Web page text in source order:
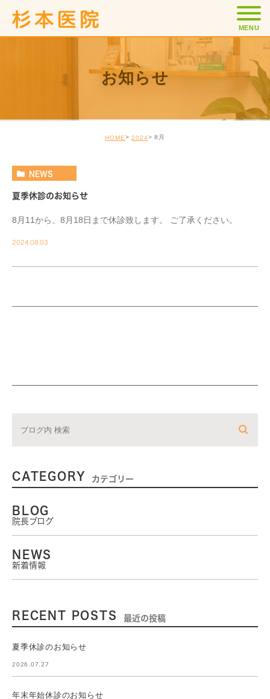
MENU
お知らせ
HOME 2024 8月
NEWS
夏季休診のお知らせ
8月11から、8月18日まで休診致します。 ご了承ください。
2024.08.03
CATEGORY カテゴリー
BLOG
院長ブログ
NEWS
新着情報
RECENT POSTS 最近の投稿
夏季休診のお知らせ
2026.07.27
年末年始休診のお知らせ